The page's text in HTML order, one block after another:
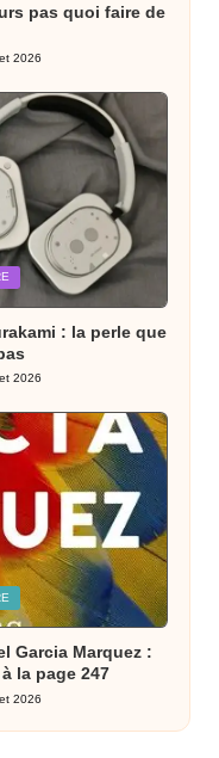
pas quoi faire de
2026
: la perle que
2026
Garcia Marquez :
la page 247
2026